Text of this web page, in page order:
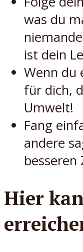
was du
ist dein
Wenn du
für dich,
Umwelt!
Fang
andere
Hier